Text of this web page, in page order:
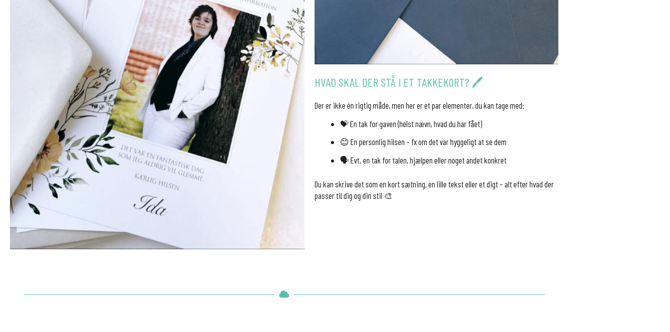
HVAD SKAL DER STÅ I ET TAKKEKORT? 🖊️
Der er ikke én rigtig måde, men her er et par elementer, du kan tage med:
💝 En tak for gaven (helst nævn, hvad du har fået)
😊 En personlig hilsen – fx om det var hyggeligt at se dem
🗣️ Evt. en tak for talen, hjælpen eller noget andet konkret
Du kan skrive det som en kort sætning, en lille tekst eller et digt – alt efter hvad der
passer til dig og din stil 🎨